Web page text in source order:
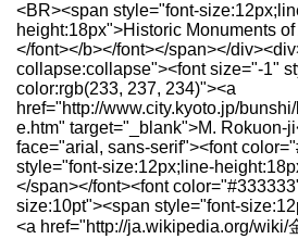
<BR><span style="font-
height:18px">Historic Monuments
</font></b></font></span></
collapse:collapse"><font size="-1"
color:rgb(233, 237, 234)"><a
href="http://www.city.kyoto.jp/
e.htm" target="_blank">M. Rokuon-
face="arial, sans-serif"><font
style="font-size:12px;line-
</span></font><font
size:10pt"><span style="font-
<a href="http://ja.wikipedia.org/wiki/